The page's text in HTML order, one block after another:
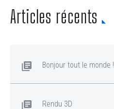
Articles récents
Bonjour tout le monde !
Rendu 3D